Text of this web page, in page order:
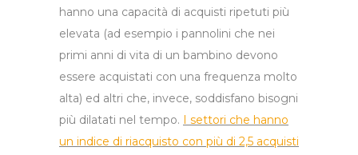
hanno una capacità di acquisti ripetuti più
elevata (ad esempio i pannolini che nei
primi anni di vita di un bambino devono
essere acquistati con una frequenza molto
alta) ed altri che, invece, soddisfano bisogni
più dilatati nel tempo.
I settori che hanno
un indice di riacquisto con più di 2,5 acquisti